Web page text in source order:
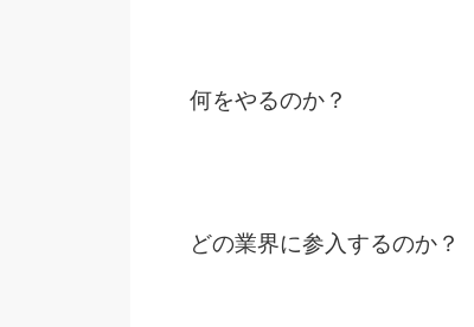
何をやるのか？
どの業界に参入するのか？